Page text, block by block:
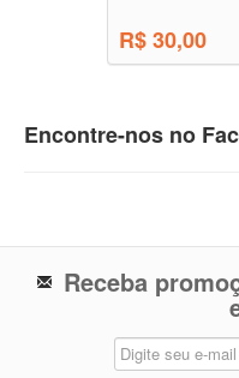
R$ 30,00
Encontre-nos no
Receba